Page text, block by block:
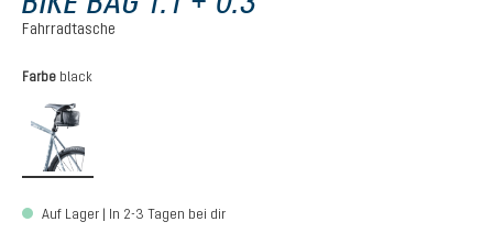
Fahrradtasche
Farbeauswählen
black
Auf Lager | In 2-3 Tagen bei dir